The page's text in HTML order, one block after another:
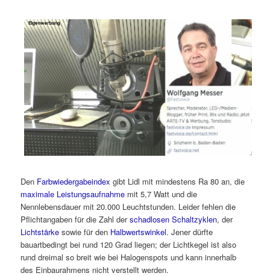
Den Farbwiedergabeindex gibt Lidl mit mindestens Ra 80 an, die
maximale Leistungsaufnahme mit 5,7 Watt und die
Nennlebensdauer mit 20.000 Leuchtstunden. Leider fehlen die
Pflichtangaben für die Zahl derschadlosen Schaltzyklen, der
Lichtstärke sowie für den Halbwertswinkel. Jener dürfte
bauartbedingt bei rund 120 Grad liegen; der Lichtkegel ist also
rund dreimal so breit wie bei Halogenspots und kann innerhalb
des Einbaurahmens nicht verstellt werden.